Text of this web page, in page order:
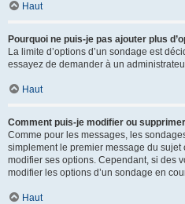
Haut
Pourquoi ne puis-je pas ajouter plus
La limite d’options d’un sondage est
essayez de demander à un
Haut
Comment puis-je modifier ou
Comme pour les messages, les
simplement le premier message du
modifier ses options. Cependant, si des
modifier les options d’un sondage en
Haut